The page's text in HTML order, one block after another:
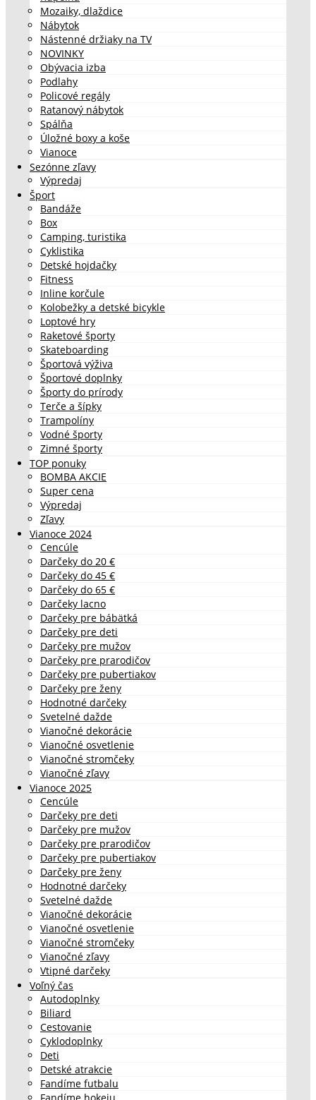
Mozaiky, dlaždice
Nábytok
Nástenné držiaky na TV
NOVINKY
Obývacia izba
Podlahy
Policové regály
Ratanový nábytok
Spálňa
Úložné boxy a koše
Vianoce
Sezónne zľavy
Výpredaj
Šport
Bandáže
Box
Camping, turistika
Cyklistika
Detské hojdačky
Fitness
Inline korčule
Kolobežky a detské bicykle
Loptové hry
Raketové športy
Skateboarding
Športová výživa
Športové doplnky
Športy do prírody
Terče a šípky
Trampolíny
Vodné športy
Zimné športy
TOP ponuky
BOMBA AKCIE
Super cena
Výpredaj
Zľavy
Vianoce 2024
Cencúle
Darčeky do 20 €
Darčeky do 45 €
Darčeky do 65 €
Darčeky lacno
Darčeky pre bábätká
Darčeky pre deti
Darčeky pre mužov
Darčeky pre prarodičov
Darčeky pre pubertiakov
Darčeky pre ženy
Hodnotné darčeky
Svetelné dažde
Vianočné dekorácie
Vianočné osvetlenie
Vianočné stromčeky
Vianočné zľavy
Vianoce 2025
Cencúle
Darčeky pre deti
Darčeky pre mužov
Darčeky pre prarodičov
Darčeky pre pubertiakov
Darčeky pre ženy
Hodnotné darčeky
Svetelné dažde
Vianočné dekorácie
Vianočné osvetlenie
Vianočné stromčeky
Vianočné zľavy
Vtipné darčeky
Voľný čas
Autodoplnky
Biliard
Cestovanie
Cyklodoplnky
Deti
Detské atrakcie
Fandíme futbalu
Fandíme hokeju